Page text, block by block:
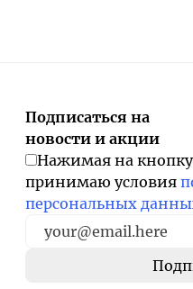
Подписаться на
новости и акции
Нажимая на
принимаю условия
персональных